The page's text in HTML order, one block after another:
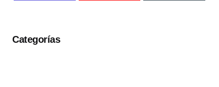
Categorías